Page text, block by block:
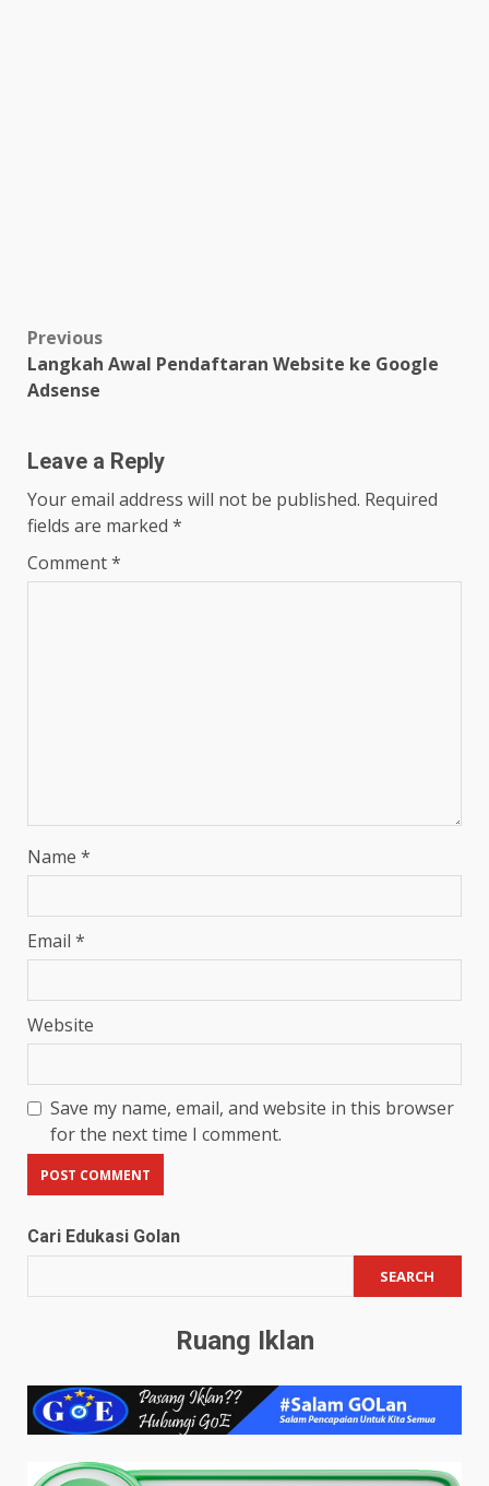
Post
navigation
Previous
Langkah Awal Pendaftaran Website ke Google
Adsense
Leave a Reply
Your email address will not be published. Required
fields are marked *
Comment*
Name *
Email *
Website
Save my name, email, and website in this browser
for the next time I comment.
Cari Edukasi Golan
SEARCH
Ruang Iklan